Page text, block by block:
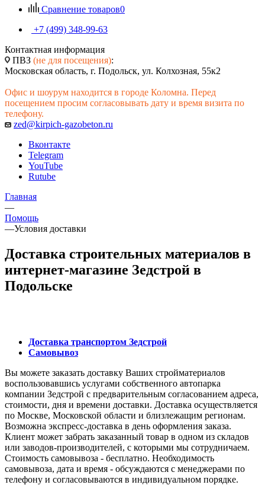
Сравнение товаров0
+7 (499) 348-99-63
Контактная информация
ПВЗ (не для посещения):
Московская область, г. Подольск, ул. Колхозная, 55к2
Офис и шоурум находится в городе Коломна. Перед
посещением просим согласовывать дату и время визита по
телефону.
zed@kirpich-gazobeton.ru
Вконтакте
Telegram
YouTube
Rutube
Главная
—
Помощь
—Условия доставки
Доставка строительных материалов в
интернет-магазине Зедстрой в
Подольске
Доставка транспортом Зедстрой
Самовывоз
Вы можете заказать доставку Ваших стройматериалов
воспользовавшись услугами собственного автопарка
компании Зедстрой с предварительным согласованием адреса,
стоимости, дня и времени доставки. Доставка осуществляется
по Москве, Московской области и близлежащим регионам.
Возможна экспресс-доставка в день оформления заказа.
Клиент может забрать заказанный товар в одном из складов
или заводов-производителей, с которыми мы сотрудничаем.
Стоимость самовывоза - бесплатно. Необходимость
самовывоза, дата и время - обсуждаются с менеджерами по
телефону и согласовываются в индивидуальном порядке.